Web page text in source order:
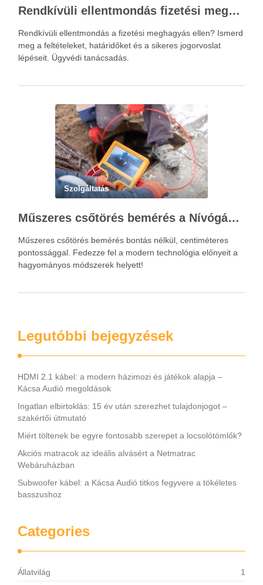
Rendkívüli ellentmondás fizetési meghagyás ellen – Újváry Zsolt Ügyvédi Iroda
Rendkívüli ellentmondás a fizetési meghagyás ellen? Ismerd
meg a feltételeket, határidőket és a sikeres jogorvoslat
lépéseit. Ügyvédi tanácsadás.
Szolgáltatás
Műszeres csőtörés bemérés a Nívógáz Hungária Kft.-vel
Műszeres csőtörés bemérés bontás nélkül, centiméteres
pontossággal. Fedezze fel a modern technológia előnyeit a
hagyományos módszerek helyett!
Legutóbbi bejegyzések
HDMI 2.1 kábel: a modern házimozi és játékok alapja –
Kácsa Audió megoldások
Ingatlan elbirtoklás: 15 év után szerezhet tulajdonjogot –
szakértői útmutató
Miért töltenek be egyre fontosabb szerepet a locsolótömlők?
Akciós matracok az ideális alvásért a Netmatrac
Webáruházban
Subwoofer kábel: a Kácsa Audió titkos fegyvere a tökéletes
basszushoz
Categories
Állatvilág
1